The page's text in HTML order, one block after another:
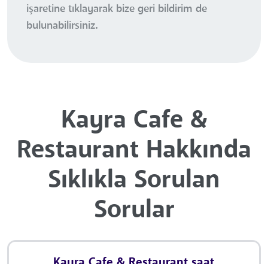
işaretine tıklayarak bize geri bildirim de
bulunabilirsiniz.
Kayra Cafe &
Restaurant Hakkında
Sıklıkla Sorulan
Sorular